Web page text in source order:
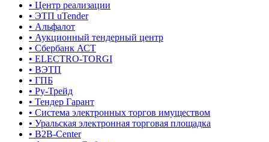
• Центр реализации
• ЭТП uTender
• Альфалот
• Аукционный тендерный центр
• Сбербанк АСТ
• ELECTRO-TORGI
• ВЭТП
• ГПБ
• Ру-Трейд
• Тендер Гарант
• Система электронных торгов имуществом
• Уральская электронная торговая площадка
• B2B-Center